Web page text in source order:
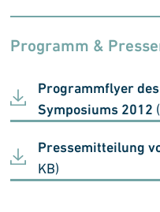
Programm &
Programmflyer
Symposiums 2012
Pressemitteilung
KB)